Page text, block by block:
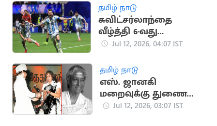
தமிழ் நாடு
சுவிட்சர்லாந்தை
வீழ்த்தி 6-வது
முறையாக
அர்ஜென்டினா
Jul 12, 2026, 04:07 IST
தமிழ் நாடு
எஸ். ஜானகி
மறைவுக்கு துணை
ஜனாதிபதி,
Jul 12, 2026, 03:07 IST